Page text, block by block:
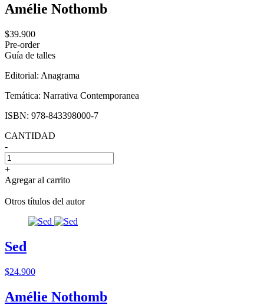
Amélie Nothomb
$39.900
Pre-order
Guía de talles
Editorial: Anagrama
Temática: Narrativa Contemporanea
ISBN: 978-843398000-7
CANTIDAD
-
+
Agregar al carrito
Otros títulos del autor
Sed
$24.900
Amélie Nothomb